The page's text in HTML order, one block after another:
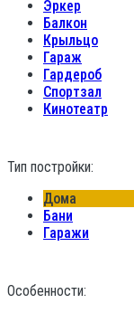
Эркер
Балкон
Крыльцо
Гараж
Гардероб
Спортзал
Кинотеатр
Тип постройки:
Дома
Бани
Гаражи
Особенности: